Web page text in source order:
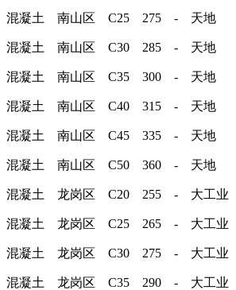
混凝土 南山区 C25 275 - 天地
混凝土 南山区 C30 285 - 天地
混凝土 南山区 C35 300 - 天地
混凝土 南山区 C40 315 - 天地
混凝土 南山区 C45 335 - 天地
混凝土 南山区 C50 360 - 天地
混凝土 龙岗区 C20 255 - 大工业
混凝土 龙岗区 C25 265 - 大工业
混凝土 龙岗区 C30 275 - 大工业
混凝土 龙岗区 C35 290 - 大工业